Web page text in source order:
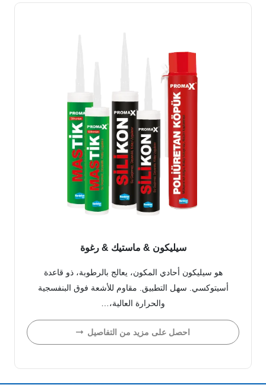
سيليكون & ماستيك & رغوة
هو سيليكون أحادي المكون، يعالج بالرطوبة، ذو قاعدة
أسيتوكسي. سهل التطبيق. مقاوم للأشعة فوق البنفسجية
والحرارة العالية،…
احصل على مزيد من التفاصيل